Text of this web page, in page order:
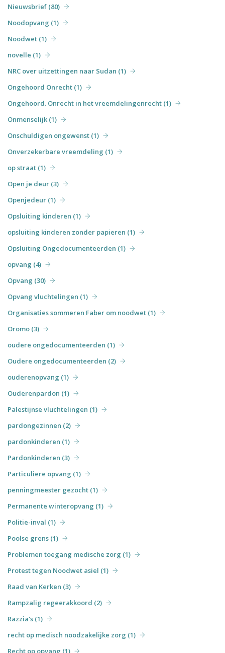
Nieuwsbrief (80)
Noodopvang (1)
Noodwet (1)
novelle (1)
NRC over uitzettingen naar Sudan (1)
Ongehoord Onrecht (1)
Ongehoord. Onrecht in het vreemdelingenrecht (1)
Onmenselijk (1)
Onschuldigen ongewenst (1)
Onverzekerbare vreemdeling (1)
op straat (1)
Open je deur (3)
Openjedeur (1)
Opsluiting kinderen (1)
opsluiting kinderen zonder papieren (1)
Opsluiting Ongedocumenteerden (1)
opvang (4)
Opvang (30)
Opvang vluchtelingen (1)
Organisaties sommeren Faber om noodwet (1)
Oromo (3)
oudere ongedocumenteerden (1)
Oudere ongedocumenteerden (2)
ouderenopvang (1)
Ouderenpardon (1)
Palestijnse vluchtelingen (1)
pardongezinnen (2)
pardonkinderen (1)
Pardonkinderen (3)
Particuliere opvang (1)
penningmeester gezocht (1)
Permanente winteropvang (1)
Politie-inval (1)
Poolse grens (1)
Problemen toegang medische zorg (1)
Protest tegen Noodwet asiel (1)
Raad van Kerken (3)
Rampzalig regeerakkoord (2)
Razzia's (1)
recht op medisch noodzakelijke zorg (1)
Recht op opvang (1)